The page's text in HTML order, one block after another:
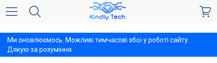
Ми оновлюємось. Можливі тимчасові збої у роботі сайту.
Дякую за розуміння